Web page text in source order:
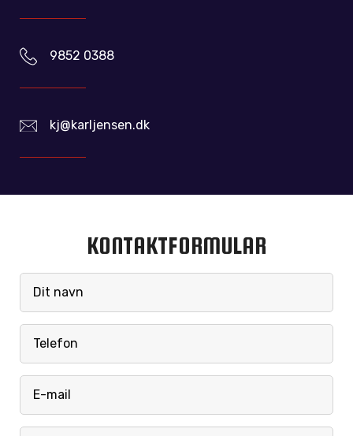
KONTAKTFORMULAR
9852 0388
kj@karljensen.dk